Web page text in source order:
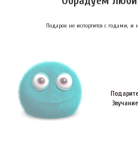
Подарок не испортится с годами,
Подарите